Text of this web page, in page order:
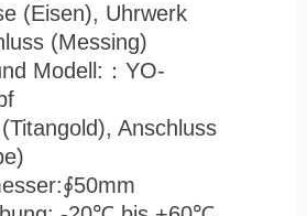
(Eisen), Uhrwerk
(Messing)
Modell: ： YO-
Anschluss
∮50mm